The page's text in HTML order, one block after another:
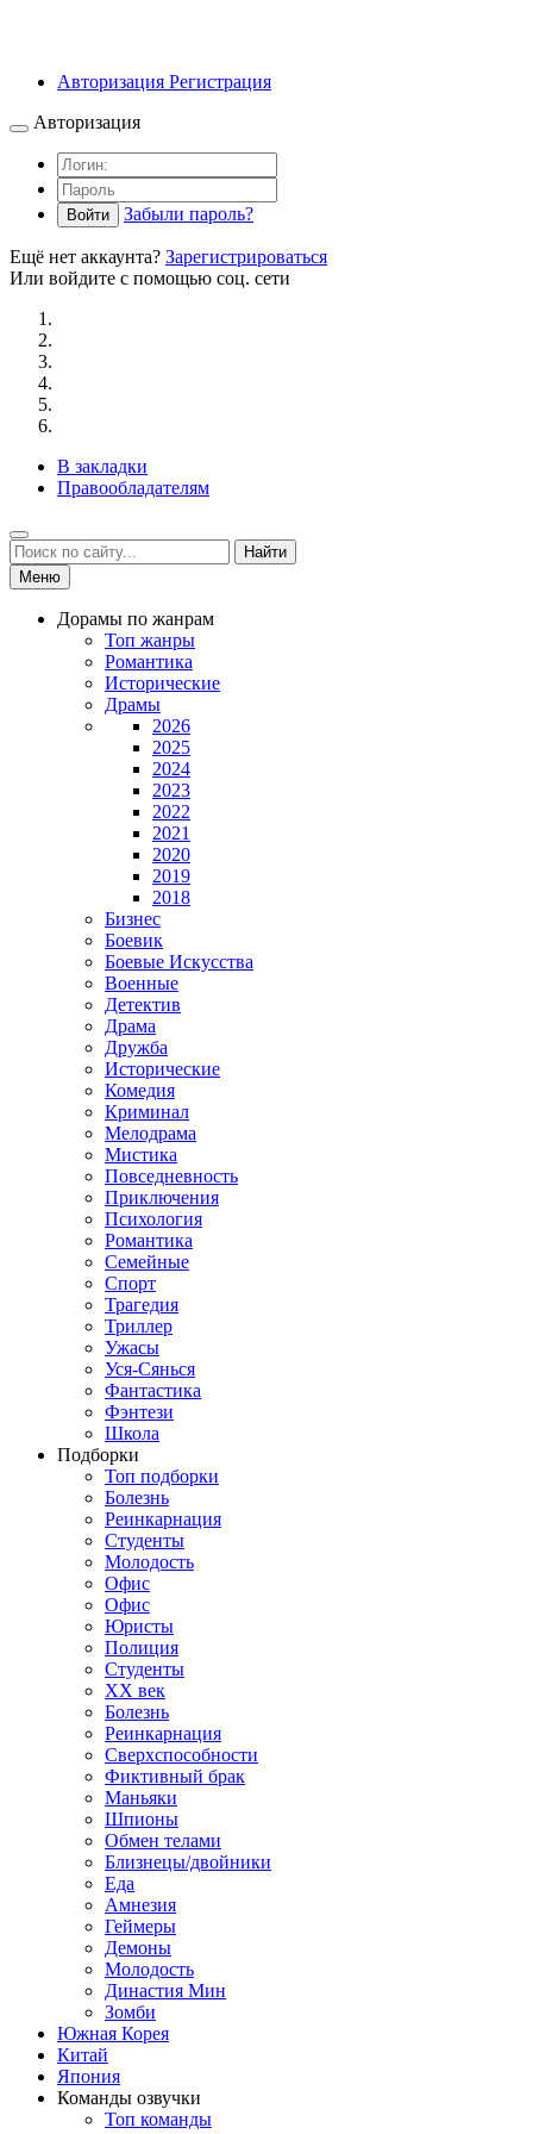
Авторизация Регистрация
Авторизация
Войти Забыли пароль?
Ещё нет аккаунта? Зарегистрироваться
Или войдите с помощью соц. сети
В закладки
Правообладателям
Найти
Меню
Дорамы по жанрам
Топ жанры
Романтика
Исторические
Драмы
2026
2025
2024
2023
2022
2021
2020
2019
2018
Бизнес
Боевик
Боевые Искусства
Военные
Детектив
Драма
Дружба
Исторические
Комедия
Криминал
Мелодрама
Мистика
Повседневность
Приключения
Психология
Романтика
Семейные
Спорт
Трагедия
Триллер
Ужасы
Уся-Сянься
Фантастика
Фэнтези
Школа
Подборки
Топ подборки
Болезнь
Реинкарнация
Студенты
Молодость
Офис
Офис
Юристы
Полиция
Студенты
ХХ век
Болезнь
Реинкарнация
Сверхспособности
Фиктивный брак
Маньяки
Шпионы
Обмен телами
Близнецы/двойники
Еда
Амнезия
Геймеры
Демоны
Молодость
Династия Мин
Зомби
Южная Корея
Китай
Япония
Команды озвучки
Топ команды